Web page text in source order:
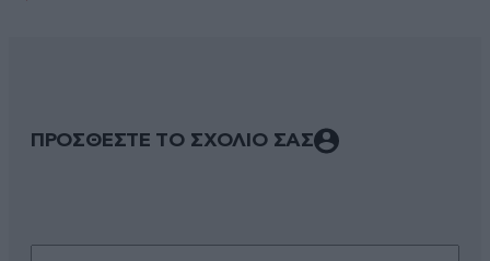
ΠΡΟΣΘΕΣΤΕ ΤΟ ΣΧΟΛΙΟ ΣΑΣ